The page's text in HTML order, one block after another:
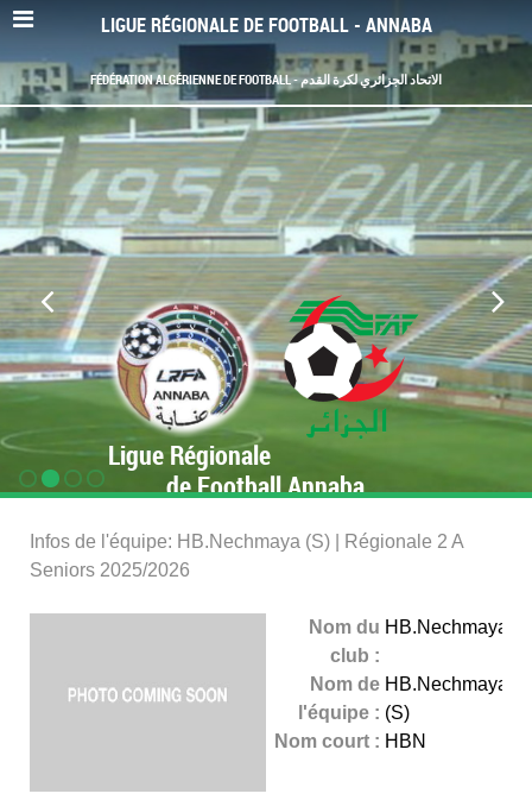
LIGUE RÉGIONALE DE FOOTBALL - ANNABA
FÉDÉRATION ALGÉRIENNE DE FOOTBALL - الاتحاد الجزائري لكرة القدم
Ligue Régionale
de Football Annaba
Infos de l'équipe: HB.Nechmaya (S) | Régionale 2 A
Seniors 2025/2026
Nom du
club :
HB.Nechmaya
Nom de
l'équipe :
HB.Nechmaya
(S)
Nom court : HBN